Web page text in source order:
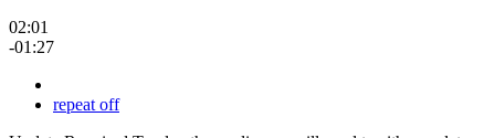
02:01
-01:27
repeat off